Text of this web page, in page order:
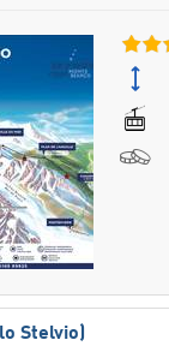
Stelvio)